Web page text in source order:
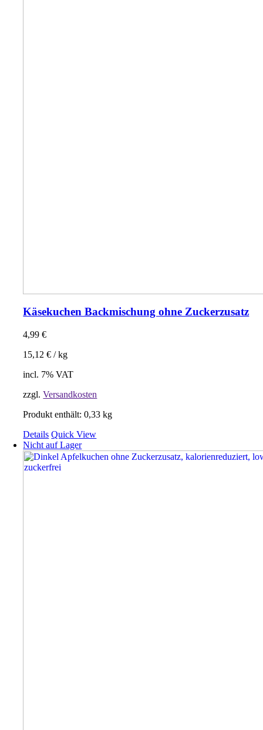
Käsekuchen Backmischung ohne Zuckerzusatz
4,99€
15,12€ /kg
incl. 7% VAT
zzgl.Versandkosten
Produkt enthält: 0,33kg
Details Quick View
Nicht auf Lager